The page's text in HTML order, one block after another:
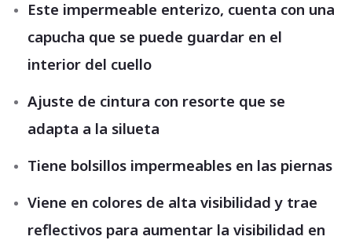
Este impermeable enterizo, cuenta con una
capucha que se puede guardar en el
interior del cuello
Ajuste de cintura con resorte que se
adapta a la silueta
Tiene bolsillos impermeables en las piernas
Viene en colores de alta visibilidad y trae
reflectivos para aumentar la visibilidad en